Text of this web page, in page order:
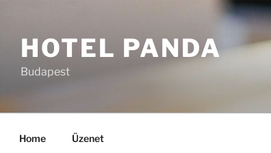
HOTEL PANDA
Budapest
Home Üzenet